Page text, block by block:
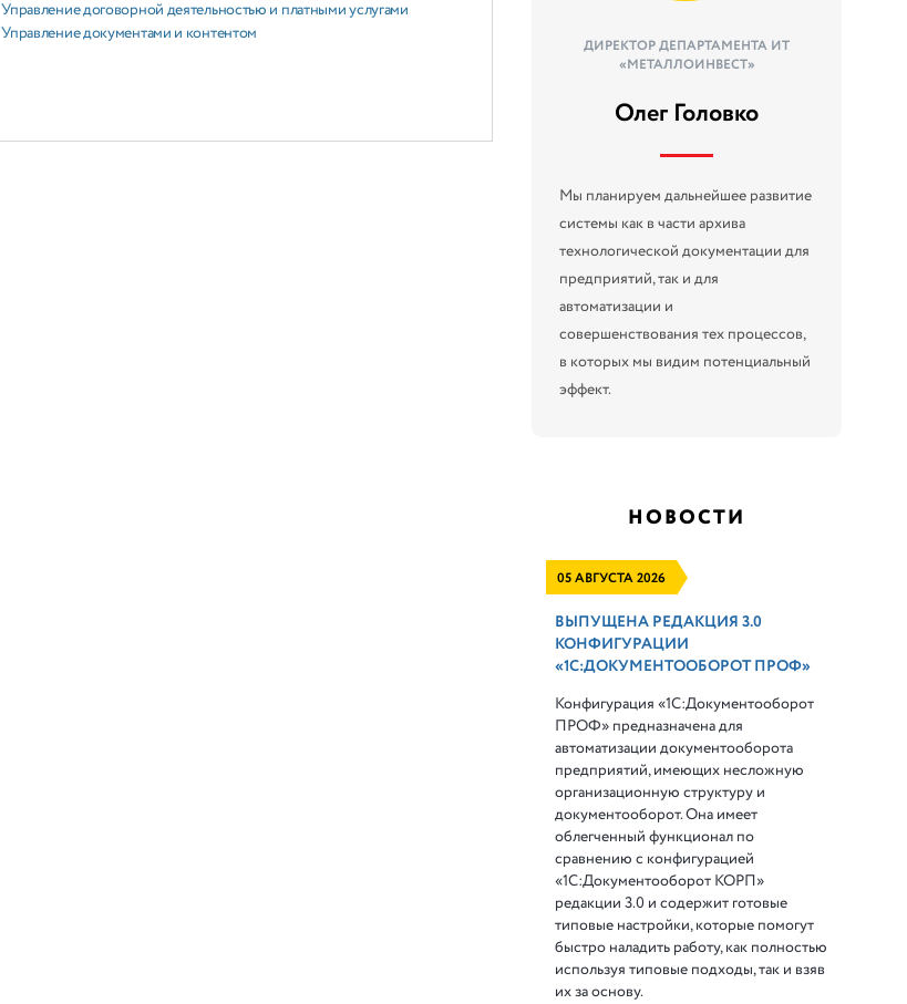
Управление договорной деятельностью и платными услугами
Управление документами и контентом
ДИРЕКТОР ДЕПАРТАМЕНТА ИТ
«МЕТАЛЛОИНВЕСТ»
Олег Головко
Мы планируем дальнейшее развитие
системы как в части архива
технологической документации для
предприятий, так и для
автоматизации и
совершенствования тех процессов,
в которых мы видим потенциальный
эффект.
НОВОСТИ
05 АВГУСТА 2026
ВЫПУЩЕНА РЕДАКЦИЯ 3.0
КОНФИГУРАЦИИ
«1С:ДОКУМЕНТООБОРОТ ПРОФ»
Конфигурация «1С:Документооборот
ПРОФ» предназначена для
автоматизации документооборота
предприятий, имеющих несложную
организационную структуру и
документооборот. Она имеет
облегченный функционал по
сравнению с конфигурацией
«1С:Документооборот КОРП»
редакции 3.0 и содержит готовые
типовые настройки, которые помогут
быстро наладить работу, как полностью
используя типовые подходы, так и взяв
их за основу.